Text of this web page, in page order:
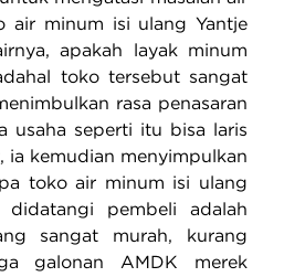
air minum isi ulang Yantje
apakah layak minum
toko tersebut sangat
rasa penasaran
usaha seperti itu bisa laris
ia kemudian menyimpulkan
toko air minum isi ulang
pembeli adalah
sangat murah, kurang
galonan AMDK merek